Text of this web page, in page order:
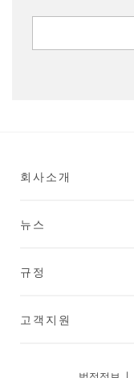
회사소개
뉴스
규정
고객지원